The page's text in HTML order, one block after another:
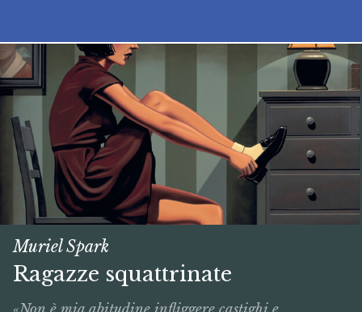
Muriel Spark
Ragazze squattrinate